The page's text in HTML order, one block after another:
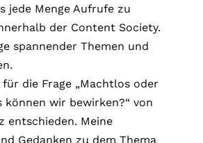
jede Menge Aufrufe zu
der Content Society.
spannender Themen und
die Frage „Machtlos oder
können wir bewirken?“ von
entschieden. Meine
Gedanken zu dem Thema